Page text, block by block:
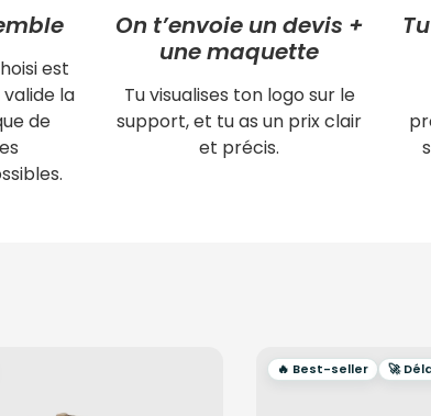
est
la
de
On t’envoie un devis +
une maquette
Tu visualises ton logo sur le
support, et tu as un prix clair
et précis.
🔥 Best-seller 🚀